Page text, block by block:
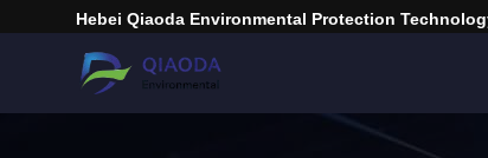
Hebei Qiaoda Environmental Protection